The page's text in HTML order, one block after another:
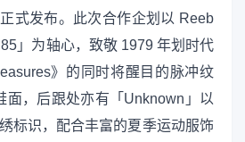
式发布。此次合作企划以 Reeb
」为轴心，致敬 1979 年划时代
》的同时将醒目的脉冲纹
面，后跟处亦有「Unknown」以
标识，配合丰富的夏季运动服饰